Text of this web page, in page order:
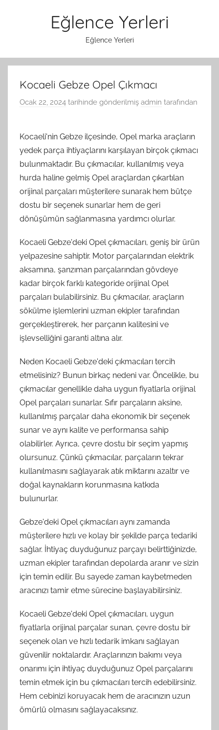
Eğlence Yerleri
Eğlence Yerleri
Kocaeli Gebze Opel Çıkmacı
Ocak 22, 2024 tarihinde gönderilmiş admin tarafından
Kocaeli'nin Gebze ilçesinde, Opel marka araçların
yedek parça ihtiyaçlarını karşılayan birçok çıkmacı
bulunmaktadır. Bu çıkmacılar, kullanılmış veya
hurda haline gelmiş Opel araçlardan çıkartılan
orijinal parçaları müşterilere sunarak hem bütçe
dostu bir seçenek sunarlar hem de geri
dönüşümün sağlanmasına yardımcı olurlar.
Kocaeli Gebze'deki Opel çıkmacıları, geniş bir ürün
yelpazesine sahiptir. Motor parçalarından elektrik
aksamına, şanzıman parçalarından gövdeye
kadar birçok farklı kategoride orijinal Opel
parçaları bulabilirsiniz. Bu çıkmacılar, araçların
sökülme işlemlerini uzman ekipler tarafından
gerçekleştirerek, her parçanın kalitesini ve
işlevselliğini garanti altına alır.
Neden Kocaeli Gebze'deki çıkmacıları tercih
etmelisiniz? Bunun birkaç nedeni var. Öncelikle, bu
çıkmacılar genellikle daha uygun fiyatlarla orijinal
Opel parçaları sunarlar. Sıfır parçaların aksine,
kullanılmış parçalar daha ekonomik bir seçenek
sunar ve aynı kalite ve performansa sahip
olabilirler. Ayrıca, çevre dostu bir seçim yapmış
olursunuz. Çünkü çıkmacılar, parçaların tekrar
kullanılmasını sağlayarak atık miktarını azaltır ve
doğal kaynakların korunmasına katkıda
bulunurlar.
Gebze'deki Opel çıkmacıları aynı zamanda
müşterilere hızlı ve kolay bir şekilde parça tedariki
sağlar. İhtiyaç duyduğunuz parçayı belirttiğinizde,
uzman ekipler tarafından depolarda aranır ve sizin
için temin edilir. Bu sayede zaman kaybetmeden
aracınızı tamir etme sürecine başlayabilirsiniz.
Kocaeli Gebze'deki Opel çıkmacıları, uygun
fiyatlarla orijinal parçalar sunan, çevre dostu bir
seçenek olan ve hızlı tedarik imkanı sağlayan
güvenilir noktalardır. Araçlarınızın bakımı veya
onarımı için ihtiyaç duyduğunuz Opel parçalarını
temin etmek için bu çıkmacıları tercih edebilirsiniz.
Hem cebinizi koruyacak hem de aracınızın uzun
ömürlü olmasını sağlayacaksınız.